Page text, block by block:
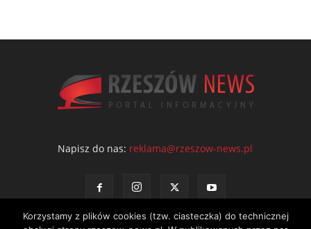
Napisz do nas: reklama@rzeszow-news.pl
Korzystamy z plików cookies (tzw. ciasteczka) do technicznej